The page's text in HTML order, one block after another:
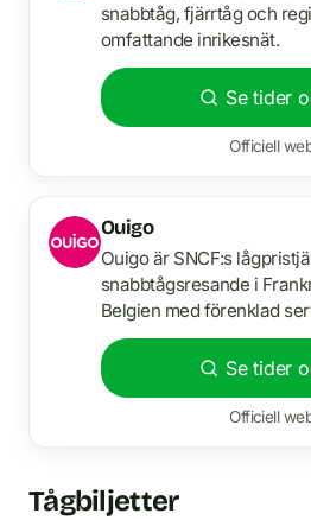
snabbtåg, fjärrtåg och
omfattande inrikesnät.
Se tider
Officiell
Ouigo
Ouigo är SNCF:s
snabbtågsresande i
Belgien med förenklad
Se tider
Officiell
Tågbiljetter